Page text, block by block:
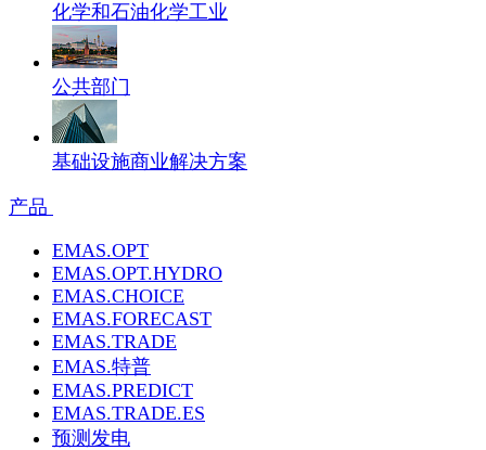
化学和石油化学工业
公共部门
基础设施商业解决方案
产品
EMAS.OPT
EMAS.OPT.HYDRO
EMAS.CHOICE
EMAS.FORECAST
EMAS.TRADE
EMAS.特普
EMAS.PREDICT
EMAS.TRADE.ES
预测发电